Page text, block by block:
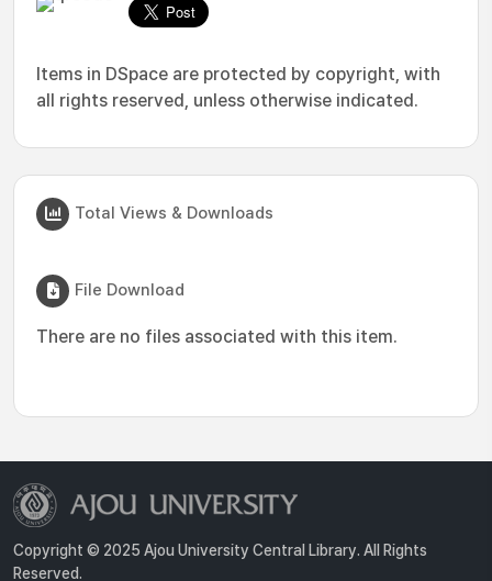
Items in DSpace are protected by copyright, with
all rights reserved, unless otherwise indicated.
Total Views & Downloads
File Download
There are no files associated with this item.
Copyright © 2025 Ajou University Central Library. All Rights
Reserved.